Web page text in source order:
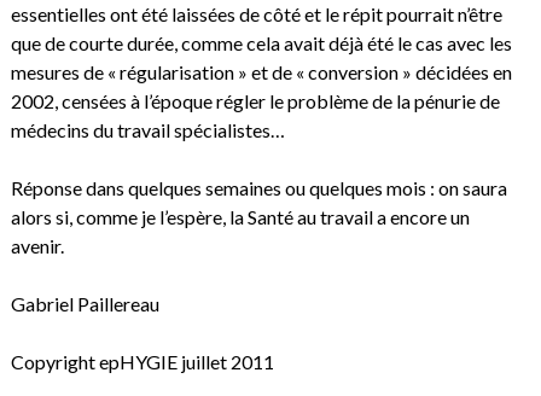
essentielles ont été laissées de côté et le répit pourrait n’être
que de courte durée, comme cela avait déjà été le cas avec les
mesures de « régularisation » et de « conversion » décidées en
2002, censées à l’époque régler le problème de la pénurie de
médecins du travail spécialistes…
Réponse dans quelques semaines ou quelques mois : on saura
alors si, comme je l’espère, la Santé au travail a encore un
avenir.
Gabriel Paillereau
Copyright epHYGIE juillet 2011